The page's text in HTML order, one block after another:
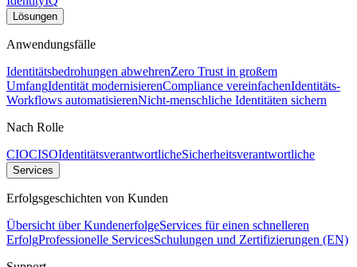
Lösungen
Anwendungsfälle
Identitätsbedrohungen abwehrenZero Trust in großem
UmfangIdentität modernisierenCompliance vereinfachenIdentitäts-
Workflows automatisierenNicht-menschliche Identitäten sichern
Nach Rolle
CIOCISOIdentitätsverantwortlicheSicherheitsverantwortliche
Services
Erfolgsgeschichten von Kunden
Übersicht über KundenerfolgeServices für einen schnelleren
ErfolgProfessionelle ServicesSchulungen und Zertifizierungen (EN)